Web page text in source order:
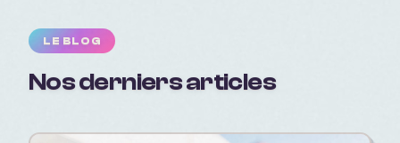
LE BLOG
Nos derniers articles